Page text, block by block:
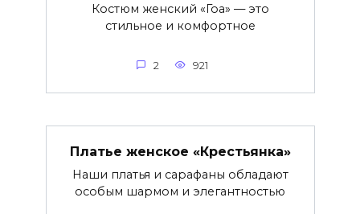
Костюм женский «Гоа» — это
стильное и комфортное
2 921
Платье женское «Крестьянка»
Наши платья и сарафаны обладают
особым шармом и элегантностью